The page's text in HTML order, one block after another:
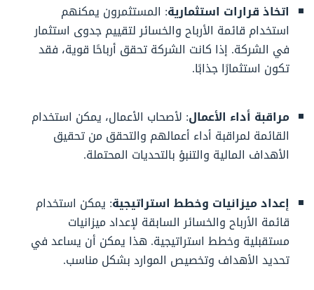
اتخاذ قرارات استثمارية: المستثمرون يمكنهم
استخدام قائمة الأرباح والخسائر لتقييم جدوى استثمار
في الشركة. إذا كانت الشركة تحقق أرباحًا قوية، فقد
تكون استثمارًا جذابًا.
مراقبة أداء الأعمال: لأصحاب الأعمال، يمكن استخدام
القائمة لمراقبة أداء أعمالهم والتحقق من تحقيق
الأهداف المالية والتنبؤ بالتحديات المحتملة.
إعداد ميزانيات وخطط استراتيجية: يمكن استخدام
قائمة الأرباح والخسائر السابقة لإعداد ميزانيات
مستقبلية وخطط استراتيجية. هذا يمكن أن يساعد في
تحديد الأهداف وتخصيص الموارد بشكل مناسب.